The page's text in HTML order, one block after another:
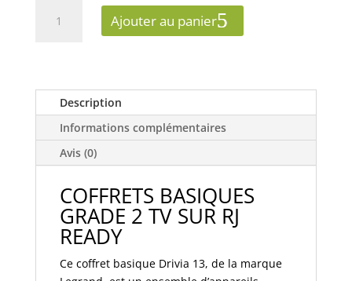
TV
DRIVIA
-
prises
Ajouter au panier
Description
Informations complémentaires
Avis (0)
COFFRETS BASIQUES
GRADE 2 TV SUR RJ
READY
Ce coffret basique Drivia 13, de la marque